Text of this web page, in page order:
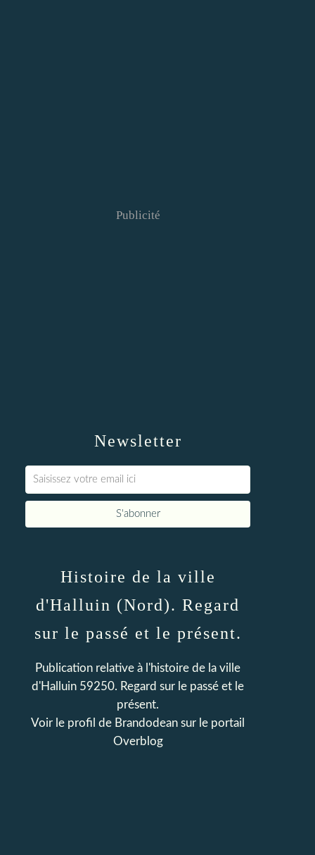
Newsletter
Publicité
Histoire de la ville
d'Halluin (Nord). Regard
sur le passé et le présent.
Publication relative à l'histoire de la ville
d'Halluin 59250. Regard sur le passé et le
présent.
Voir le profil de Brandodean sur le portail
Overblog